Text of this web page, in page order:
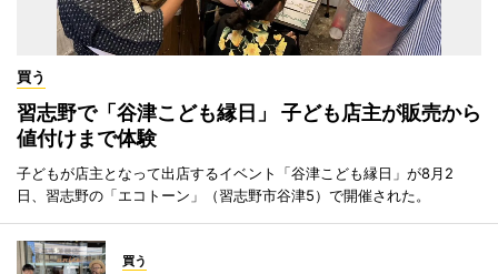
買う
習志野で「谷津こども縁日」 子ども店主が販売から
値付けまで体験
子どもが店主となって出店するイベント「谷津こども縁日」が8月2
日、習志野の「エコトーン」（習志野市谷津5）で開催された。
買う